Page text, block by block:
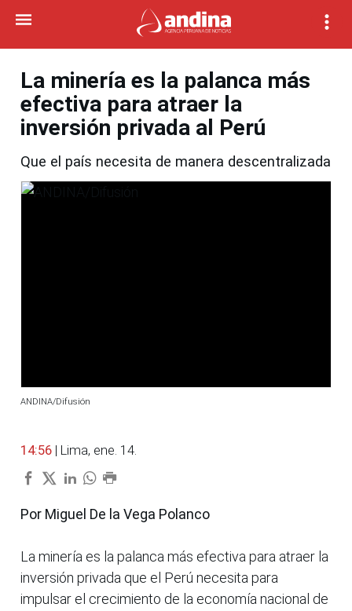
La minería es la palanca más
efectiva para atraer la
inversión privada al Perú
Que el país necesita de manera descentralizada
ANDINA/Difusión
14:56 | Lima, ene. 14.
Por Miguel De la Vega Polanco
La minería es la palanca más efectiva para atraer la
inversión privada que el Perú necesita para
impulsar el crecimiento de la economía nacional de